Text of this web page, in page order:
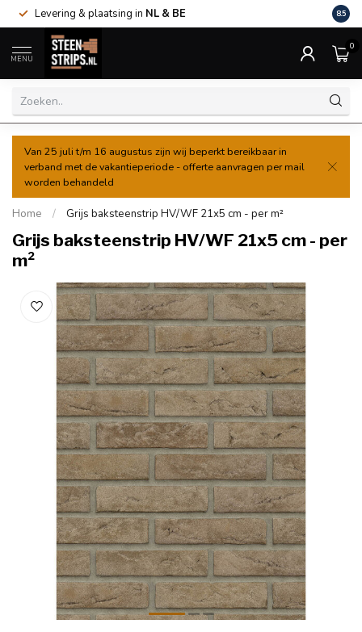
Levering & plaatsing in NL & BE Al
8.5
MENU
0
Van 25 juli t/m 16 augustus zijn wij beperkt bereikbaar in
verband met de vakantieperiode - offerte aanvragen per mail
worden behandeld
Home / Grijs baksteenstrip HV/WF 21x5 cm - per m²
Grijs baksteenstrip HV/WF 21x5 cm - per
m²